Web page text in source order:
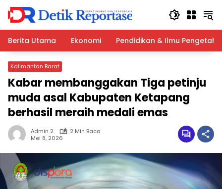
Langsung
konten
Berita Utama
Ekonomi Pendidikan & Ilmu
Kalimantan Barat
Kabar membanggakan Tiga petinju
muda asal Kabupaten Ketapang
berhasil meraih medali emas
Admin 2
2 Min Baca
Mei 8, 2026